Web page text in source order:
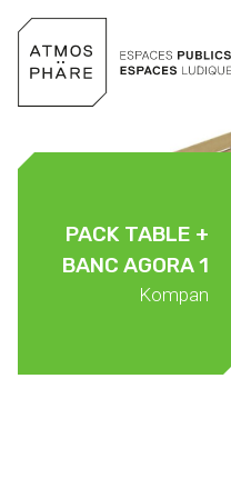
PACK TABLE +
BANC AGORA 1
Kompan